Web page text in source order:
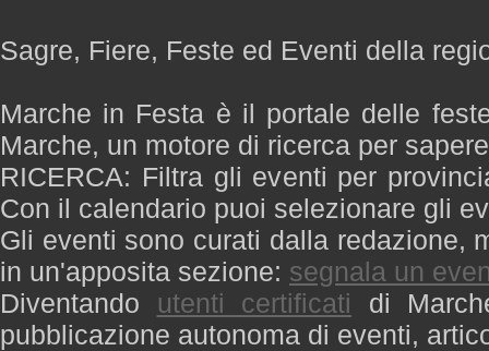
Sagre, Fiere, Feste ed Eventi della
Marche in Festa è il portale delle
Marche, un motore di ricerca per
RICERCA: Filtra gli eventi per
Con il calendario puoi selezionare gli
Gli eventi sono curati dalla redazione,
in un'apposita sezione: segnala un
Diventando utenti certificati di
pubblicazione autonoma di eventi,